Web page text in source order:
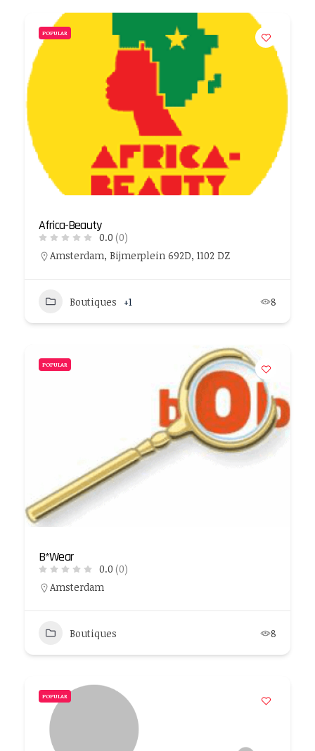
POPULAR
Africa-Beauty
0.0 (0)
Amsterdam, Bijmerplein 692D, 1102 DZ
Boutiques +1 8
POPULAR
B*Wear
0.0 (0)
Amsterdam
Boutiques 8
POPULAR